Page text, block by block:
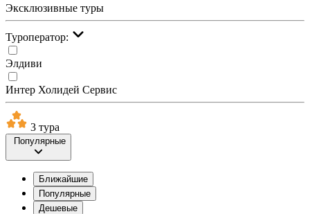
Эксклюзивные туры
Туроператор:
Элдиви
Интер Холидей Сервис
3 тура
Популярные
Ближайшие
Популярные
Дешевые